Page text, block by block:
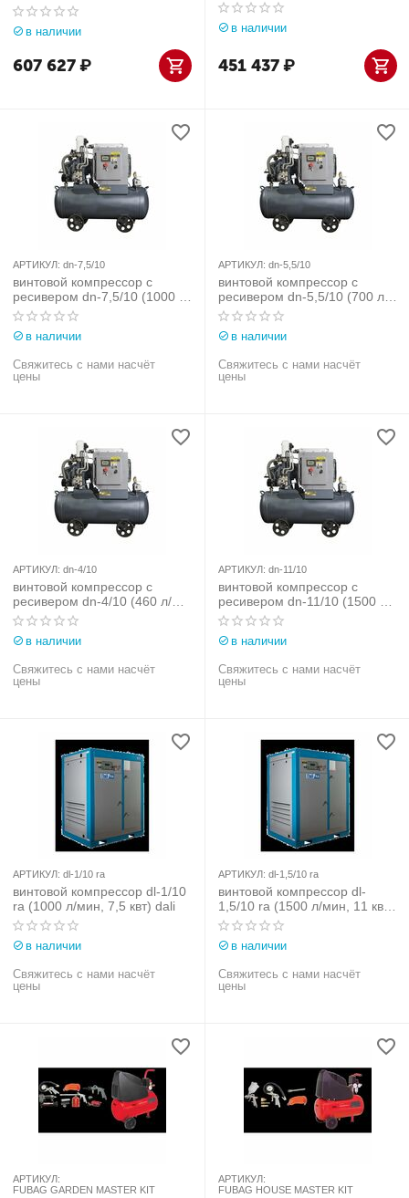
в наличии
607 627₽
в наличии
451 437₽
АРТИКУЛ: dn-7,5/10
винтовой компрессор с
ресивером dn-7,5/10 (1000 л/
мин, 7,5 квт) dali
в наличии
Свяжитесь с нами насчёт
цены
АРТИКУЛ: dn-5,5/10
винтовой компрессор с
ресивером dn-5,5/10 (700 л/
мин, 5,5 квт) dali
в наличии
Свяжитесь с нами насчёт
цены
АРТИКУЛ: dn-4/10
винтовой компрессор с
ресивером dn-4/10 (460 л/
мин, 4 квт) dali
в наличии
Свяжитесь с нами насчёт
цены
АРТИКУЛ: dn-11/10
винтовой компрессор с
ресивером dn-11/10 (1500 л/
мин, 11 квт) dali
в наличии
Свяжитесь с нами насчёт
цены
АРТИКУЛ: dl-1/10 ra
винтовой компрессор dl-1/10
ra (1000 л/мин, 7,5 квт) dali
в наличии
Свяжитесь с нами насчёт
цены
АРТИКУЛ: dl-1,5/10 ra
винтовой компрессор dl-
1,5/10 ra (1500 л/мин, 11 квт)
dali
в наличии
Свяжитесь с нами насчёт
цены
АРТИКУЛ:
FUBAG GARDEN MASTER KIT
АРТИКУЛ:
FUBAG HOUSE MASTER KIT